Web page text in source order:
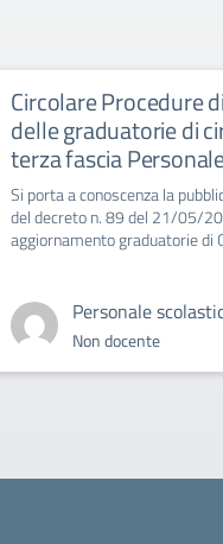
Circolare Procedure
delle graduatorie di
terza fascia
Si porta a conoscenza la
del decreto n. 89 del 21/05/
aggiornamento graduatorie di
Personale
Non docente